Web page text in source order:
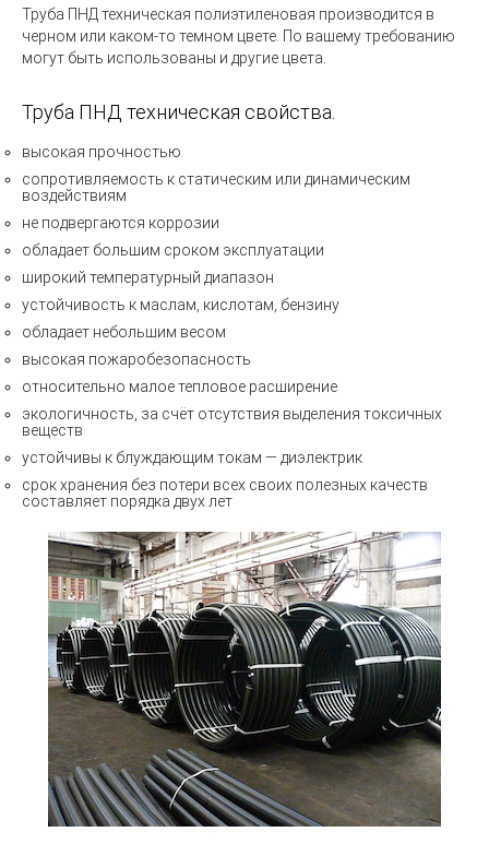
Труба ПНД техническая полиэтиленовая производится в
черном или каком-то темном цвете. По вашему требованию
могут быть использованы и другие цвета.
Труба ПНД техническая свойства.
высокая прочностью
сопротивляемость к статическим или динамическим
воздействиям
не подвергаются коррозии
обладает большим сроком эксплуатации
широкий температурный диапазон
устойчивость к маслам, кислотам, бензину
обладает небольшим весом
высокая пожаробезопасность
относительно малое тепловое расширение
экологичность, за счёт отсутствия выделения токсичных
веществ
устойчивы к блуждающим токам — диэлектрик
срок хранения без потери всех своих полезных качеств
составляет порядка двух лет